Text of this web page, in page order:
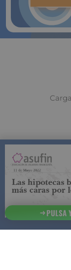
COMPARADOR DE
REGULACIÓN DE
91 218 93 299
PULSA